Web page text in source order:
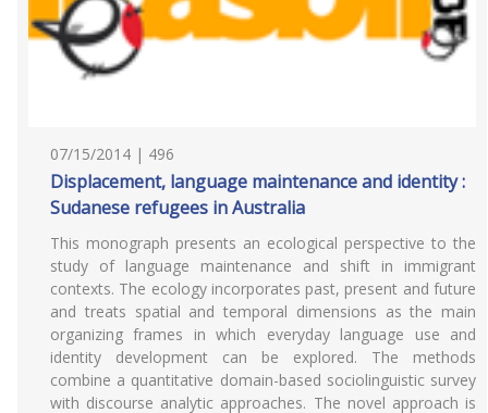
07/15/2014 | 496
Displacement, language maintenance and identity :
Sudanese refugees in Australia
This monograph presents an ecological perspective to the
study of language maintenance and shift in immigrant
contexts. The ecology incorporates past, present and future
and treats spatial and temporal dimensions as the main
organizing frames in which everyday language use and
identity development can be explored. The methods
combine a quantitative domain-based sociolinguistic survey
with discourse analytic approaches. The novel approach is